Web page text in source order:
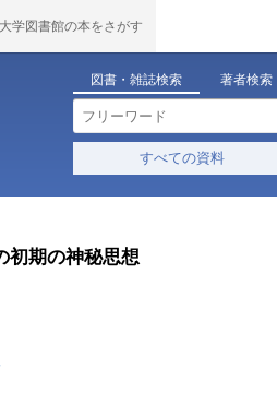
大学図書館の本をさがす
図書・雑誌検索 著者検索
すべての資料
初期の神秘思想